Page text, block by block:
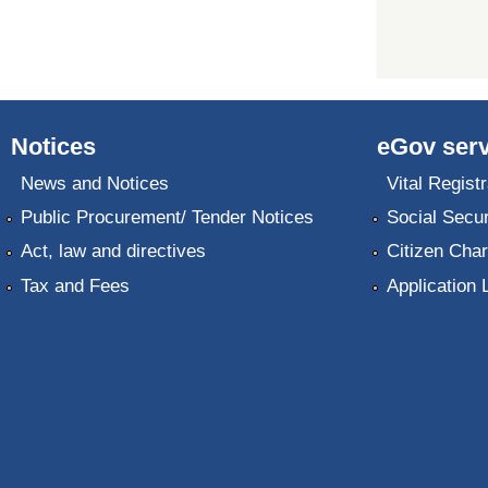
Notices
News and Notices
Public Procurement/ Tender Notices
Act, law and directives
Tax and Fees
eGov
Vital
Social
Citizen
Application